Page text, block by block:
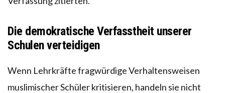
Die demokratische Verfasstheit unserer
Schulen verteidigen
Wenn Lehrkräfte fragwürdige Verhaltensweisen
muslimischer Schüler kritisieren, handeln sie nicht